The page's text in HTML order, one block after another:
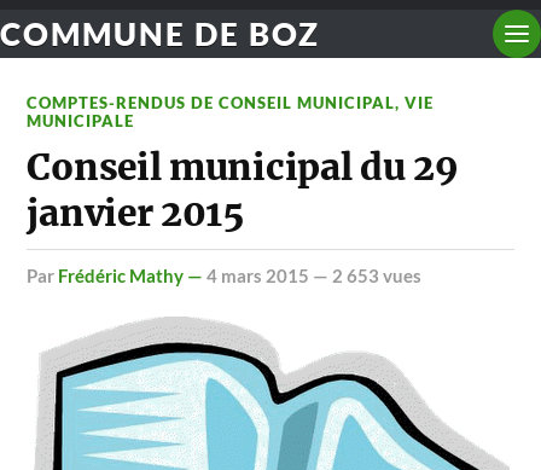
COMMUNE DE BOZ
COMPTES-RENDUS DE CONSEIL MUNICIPAL,VIE
MUNICIPALE
Conseil municipal du 29
janvier 2015
par Frédéric Mathy —4 mars 2015 — 2 653 vues